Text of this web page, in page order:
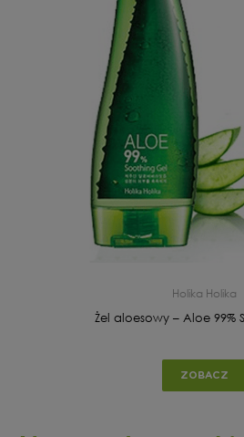
Holika Holika
Żel aloesowy – Aloe 99%
ZOBACZ